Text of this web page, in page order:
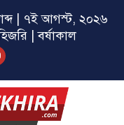
| ৭ই আগস্ট, ২০২৬
| বর্ষাকাল